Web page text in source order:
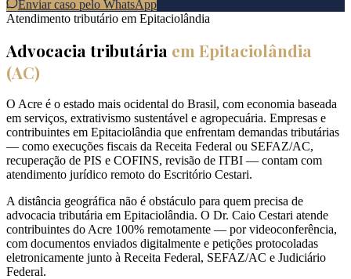
Enviar caso pelo WhatsApp
Atendimento tributário em Epitaciolândia
Advocacia tributária em Epitaciolândia
(AC)
O Acre é o estado mais ocidental do Brasil, com economia baseada
em serviços, extrativismo sustentável e agropecuária. Empresas e
contribuintes em Epitaciolândia que enfrentam demandas tributárias
— como execuções fiscais da Receita Federal ou SEFAZ/AC,
recuperação de PIS e COFINS, revisão de ITBI — contam com
atendimento jurídico remoto do Escritório Cestari.
A distância geográfica não é obstáculo para quem precisa de
advocacia tributária em Epitaciolândia. O Dr. Caio Cestari atende
contribuintes do Acre 100% remotamente — por videoconferência,
com documentos enviados digitalmente e petições protocoladas
eletronicamente junto à Receita Federal, SEFAZ/AC e Judiciário
Federal.